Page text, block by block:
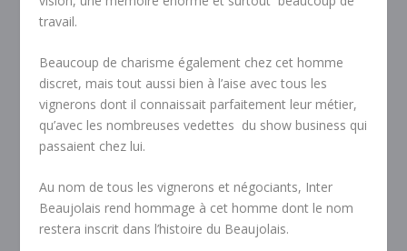
travail.
Beaucoup de charisme également chez cet homme
discret, mais tout aussi bien à l’aise avec tous les
vignerons dont il connaissait parfaitement leur métier,
qu’avec les nombreuses vedettes du show business qui
passaient chez lui.
Au nom de tous les vignerons et négociants, Inter
Beaujolais rend hommage à cet homme dont le nom
restera inscrit dans l’histoire du Beaujolais.